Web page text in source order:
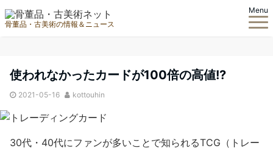
骨董品・古美術の情報＆ニュース
Menu
使われなかったカードが100倍の高値!?
2021-05-16 kottouhin
30代・40代にファンが多いことで知られるTCG（トレー